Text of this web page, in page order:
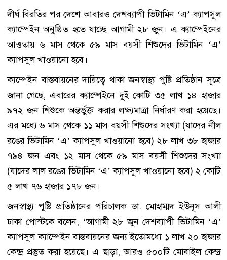
দীর্ঘ বিরতির পর দেশে আবারও দেশব্যাপী ভিটামিন ‘এ’ ক্যাপসুল
ক্যাম্পেইন অনুষ্ঠিত হতে যাচ্ছে আগামী ২৮ জুন। এ ক্যাম্পেইনের
আওতায় ৬ মাস থেকে ৫৯ মাস বয়সী শিশুদের ভিটামিন ‘এ’
ক্যাপসুল খাওয়ানো হবে।
ক্যম্পেইন বাস্তবায়নের দায়িত্বে থাকা জনস্বাস্থ্য পুষ্টি প্রতিষ্ঠান সূত্রে
জানা গেছে, এবারের ক্যাম্পেইনে দুই কোটি ৩৫ লাখ ১৪ হাজার
৯৭২ জন শিশুকে অন্তর্ভুক্ত করার লক্ষ্যমাত্রা নির্ধারণ করা হয়েছে।
এর মধ্যে ৬ মাস থেকে ১১ মাস বয়সী শিশুদের সংখ্যা (যাদের নীল
রঙের ভিটামিন ‘এ’ ক্যাপসুল খাওয়ানো হবে) ২৮ লাখ ৩৮ হাজার
৭৯৪ জন এবং ১২ মাস থেকে ৫৯ মাস বয়সী শিশুদের সংখ্যা
(যাদের লাল রঙের ভিটামিন ‘এ’ ক্যাপসুল খাওয়ানো হবে) ২ কোটি
৫ লাখ ৭৬ হাজার ১৭৮ জন।
জনস্বাস্থ্য পুষ্টি প্রতিষ্ঠানের পরিচালক ডা. মোহাম্মদ ইউনূস আলী
ঢাকা পোস্টকে বলেন, ‘আগামী ২৮ জুন দেশব্যাপী ভিটামিন ‘এ’
ক্যাপসুল ক্যাম্পেইন বাস্তবায়নের জন্য ইতোমধ্যে ১ লাখ ২০ হাজার
কেন্দ্র প্রস্তুত করা হয়েছে। এ ছাড়া, আরও ৫০০টি মোবাইল কেন্দ্র